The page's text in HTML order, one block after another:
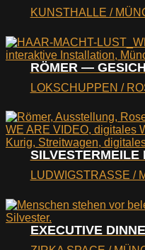
KUNSTHALLE /
RÖMER —
LOKSCHUPPEN /
SILVESTERMEILE
LUDWIGSTRASSE /
EXECUTIVE